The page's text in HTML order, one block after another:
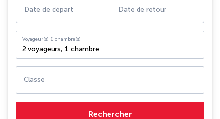
Date de départ Date de retour
Voyageur(s) & chambre(s)
2 voyageurs, 1 chambre
Classe
Rechercher